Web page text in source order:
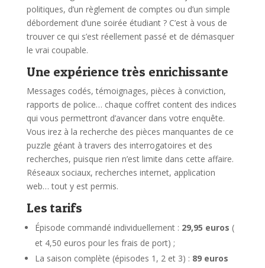
politiques, d’un règlement de comptes ou d’un simple
débordement d’une soirée étudiant ? C’est à vous de
trouver ce qui s’est réellement passé et de démasquer
le vrai coupable.
Une expérience très enrichissante
Messages codés, témoignages, pièces à conviction,
rapports de police… chaque coffret content des indices
qui vous permettront d’avancer dans votre enquête.
Vous irez à la recherche des pièces manquantes de ce
puzzle géant à travers des interrogatoires et des
recherches, puisque rien n’est limite dans cette affaire.
Réseaux sociaux, recherches internet, application
web… tout y est permis.
Les tarifs
Épisode commandé individuellement : 29,95 euros (
et 4,50 euros pour les frais de port) ;
La saison complète (épisodes 1, 2 et 3) : 89 euros